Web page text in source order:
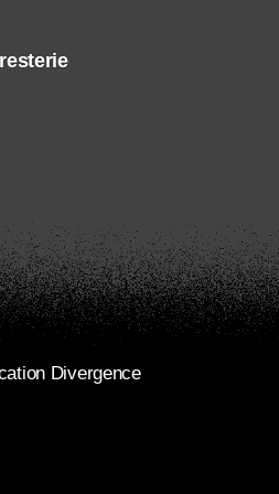
Divergence